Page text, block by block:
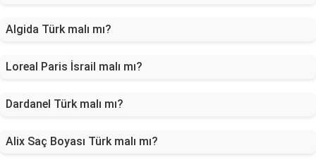
Algida Türk malı mı?
Loreal Paris İsrail malı mı?
Dardanel Türk malı mı?
Alix Saç Boyası Türk malı mı?